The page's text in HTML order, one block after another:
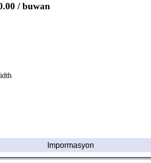
/ buwan
Impormasyon